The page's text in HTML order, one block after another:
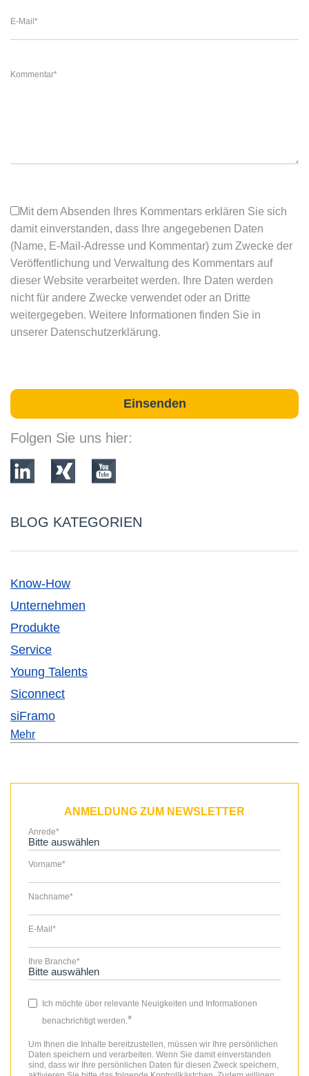
E-Mail*
Kommentar*
Mit dem Absenden Ihres Kommentars erklären Sie sich
damit einverstanden, dass Ihre angegebenen Daten
(Name, E-Mail-Adresse und Kommentar) zum Zwecke der
Veröffentlichung und Verwaltung des Kommentars auf
dieser Website verarbeitet werden. Ihre Daten werden
nicht für andere Zwecke verwendet oder an Dritte
weitergegeben. Weitere Informationen finden Sie in
unserer Datenschutzerklärung.
Folgen Sie uns hier:
BLOG KATEGORIEN
Know-How
Unternehmen
Produkte
Service
Young Talents
Siconnect
siFramo
Mehr
ANMELDUNG ZUM NEWSLETTER
Anrede*
Vorname*
Nachname*
E-Mail*
Ihre Branche*
Ich möchte über relevante Neuigkeiten und Informationen
benachrichtigt werden. *
Um Ihnen die Inhalte bereitzustellen, müssen wir Ihre persönlichen
Daten speichern und verarbeiten. Wenn Sie damit einverstanden
sind, dass wir Ihre persönlichen Daten für diesen Zweck speichern,